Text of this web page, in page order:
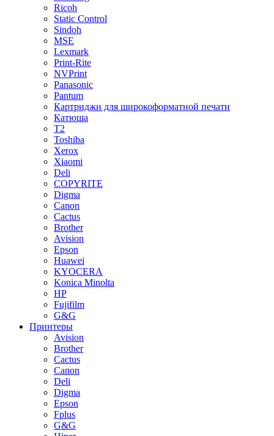
Ricoh
Static Control
Sindoh
MSE
Lexmark
Print-Rite
NVPrint
Panasonic
Pantum
Картриджи для широкоформатной печати
Катюша
T2
Toshiba
Xerox
Xiaomi
Deli
COPYRITE
Digma
Canon
Cactus
Brother
Avision
Epson
Huawei
KYOCERA
Konica Minolta
HP
Fujifilm
G&G
Принтеры
Avision
Brother
Cactus
Canon
Deli
Digma
Epson
Fplus
G&G